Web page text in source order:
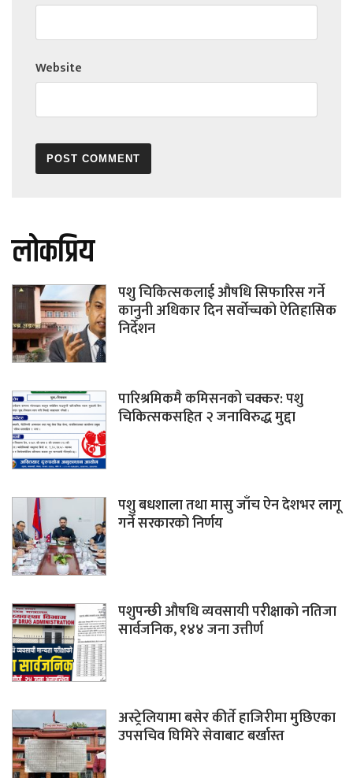
Website
लोकप्रिय
पशु चिकित्सकलाई औषधि सिफारिस गर्ने
कानुनी अधिकार दिन सर्वोच्चको ऐतिहासिक
निर्देशन
पारिश्रमिकमै कमिसनको चक्कर: पशु
चिकित्सकसहित २ जनाविरुद्ध मुद्दा
पशु बधशाला तथा मासु जाँच ऐन देशभर लागू
गर्ने सरकारको निर्णय
पशुपन्छी औषधि व्यवसायी परीक्षाको नतिजा
सार्वजनिक, १४४ जना उत्तीर्ण
अस्ट्रेलियामा बसेर कीर्ते हाजिरीमा मुछिएका
उपसचिव घिमिरे सेवाबाट बर्खास्त